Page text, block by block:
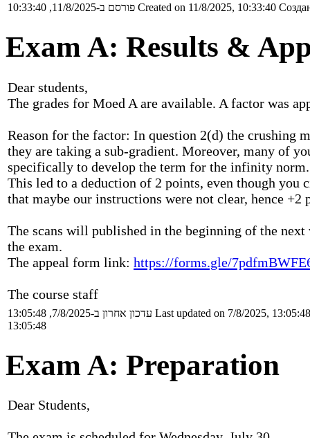
פורסם ב-11/8/2025, 10:33:40 Created on 11/8/2025, 10:33:40
Exam A: Results &
Dear students,
The grades for Moed A are available. A factor was
Reason for the factor: In question 2(d) the crushing
they are taking a sub-gradient. Moreover, many of
specifically to develop the term for the infinity norm.
This led to a deduction of 2 points, even though you
that maybe our instructions were not clear, hence +2
The scans will published in the beginning of the
the exam.
The appeal form link: https://forms.gle/
The course staff
עדכון אחרון ב-7/8/2025, 13:05:48 Last updated on 7/8/2025, 13:05:48
13:05:48
Exam A: Preparation
Dear Students,